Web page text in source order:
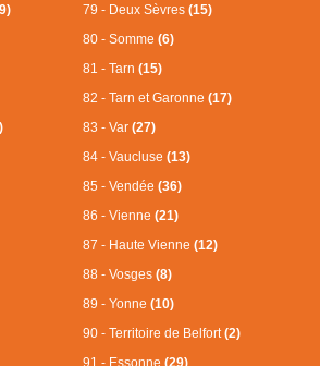
79 - Deux Sèvres (15)
80 - Somme (6)
81 - Tarn (15)
82 - Tarn et Garonne (17)
83 - Var (27)
84 - Vaucluse (13)
85 - Vendée (36)
86 - Vienne (21)
87 - Haute Vienne (12)
88 - Vosges (8)
89 - Yonne (10)
90 - Territoire de Belfort (2)
91 - Essonne (29)